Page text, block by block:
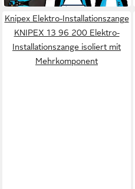
Knipex Elektro-Installationszange
KNIPEX 13 96 200 Elektro-
Installationszange isoliert mit
Mehrkomponent